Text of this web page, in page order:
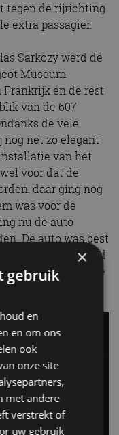
tegen de rijrichting
extra passagier.
Sarkozy werd de
Museum
Frankrijk en de rest
van de 607
de vele
net zo elegant
van het
voor dat de
daar ging nog
was voor de
nu de auto
De auto was best
Daarom werd
607 Paladine
×
gebruik
en
en om ons
ook
onze site
met andere
verstrekt of
uw gebruik